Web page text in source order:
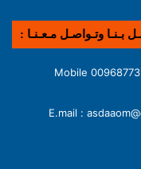
بـنـا وتـواصـل مـعـنـا :
E.mail :